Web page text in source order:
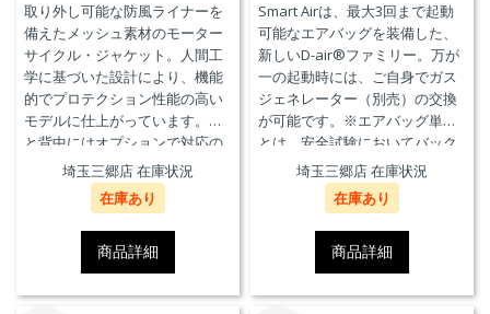
取り外し可能な防風ライナーを
備えたメッシュ素材のモーター
サイクル・ジャケット。人間工
学に基づいた設計により、機能
的でプロテクション性能の高い
モデルに仕上がっています。胸
と背中にはオプションで対応の
プロテクターを装着することが
できます。また、防水の内ポケ
ット、EN17092クラスA認証、パ
ンツと接続可能なファスナーを
備えています。
埼玉三郷店 在庫状況
在庫あり
商品詳細
Smart Airは、最大3回まで起動
可能なエアバッグを装備した、
新しいD-air®ファミリー。万が
一の起動時には、ご自身でガス
ジェネレーター（別売）の交換
が可能です。※エアバッグ単体
とは、安全試験においてバック
プロテクターとの併用を必要と
せず、エアバッグことを指しま
埼玉三郷店 在庫状況
在庫あり
商品詳細